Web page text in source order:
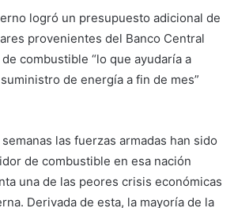
logró un presupuesto adicional de
provenientes del Banco Central
combustible “lo que ayudaría a
de energía a fin de mes”
las fuerzas armadas han sido
de combustible en esa nación
una de las peores crisis económicas
Derivada de esta, la mayoría de la